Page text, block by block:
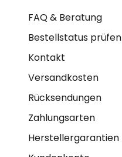
FAQ & Beratung
Bestellstatus prüfen
Kontakt
Versandkosten
Rücksendungen
Zahlungsarten
Herstellergarantien